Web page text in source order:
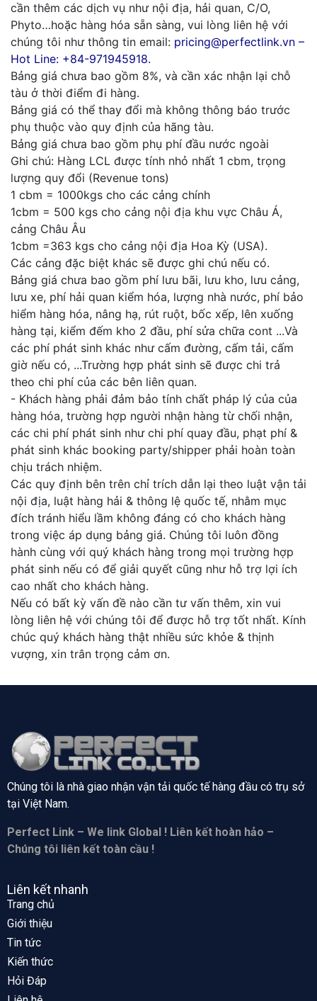
cần thêm các dịch vụ như nội địa, hải quan, C/O,
Phyto…hoặc hàng hóa sẵn sàng, vui lòng liên hệ với
chúng tôi như thông tin email: pricing@perfectlink.vn –
Hot Line: +84-971945918.
Bảng giá chưa bao gồm 8%, và cần xác nhận lại chỗ
tàu ở thời điểm đi hàng.
Bảng giá có thể thay đổi mà không thông báo trước
phụ thuộc vào quy định của hãng tàu.
Bảng giá chưa bao gồm phụ phí đầu nước ngoài
Ghi chú: Hàng LCL được tính nhỏ nhất 1 cbm, trọng
lượng quy đổi (Revenue tons)
1 cbm = 1000kgs cho các cảng chính
1cbm = 500 kgs cho cảng nội địa khu vực Châu Á,
cảng Châu Âu
1cbm =363 kgs cho cảng nội địa Hoa Kỳ (USA).
Các cảng đặc biệt khác sẽ được ghi chú nếu có.
Bảng giá chưa bao gồm phí lưu bãi, lưu kho, lưu cảng,
lưu xe, phí hải quan kiểm hóa, lượng nhà nước, phí bảo
hiểm hàng hóa, nâng hạ, rút ruột, bốc xếp, lên xuống
hàng tại, kiểm đếm kho 2 đầu, phí sửa chữa cont ...Và
các phí phát sinh khác như cấm đường, cấm tải, cấm
giờ nếu có, ...Trường hợp phát sinh sẽ được chi trả
theo chi phí của các bên liên quan.
- Khách hàng phải đảm bảo tính chất pháp lý của của
hàng hóa, trường hợp người nhận hàng từ chối nhận,
các chi phí phát sinh như chi phí quay đầu, phạt phí &
phát sinh khác booking party/shipper phải hoàn toàn
chịu trách nhiệm.
Các quy định bên trên chỉ trích dẫn lại theo luật vận tải
nội địa, luật hàng hải & thông lệ quốc tế, nhằm mục
đích tránh hiểu lầm không đáng có cho khách hàng
trong việc áp dụng bảng giá. Chúng tôi luôn đồng
hành cùng với quý khách hàng trong mọi trường hợp
phát sinh nếu có để giải quyết cũng như hỗ trợ lợi ích
cao nhất cho khách hàng.
Nếu có bất kỳ vấn đề nào cần tư vấn thêm, xin vui
lòng liên hệ với chúng tôi để được hỗ trợ tốt nhất. Kính
chúc quý khách hàng thật nhiều sức khỏe & thịnh
vượng, xin trân trọng cảm ơn.
Chúng tôi là nhà giao nhận vận tải quốc tế hàng đầu có trụ sở
tại Việt Nam.
Perfect Link – We link Global ! Liên kết hoàn hảo –
Chúng tôi liên kết toàn cầu !
Liên kết nhanh
Trang chủ
Giới thiệu
Tin tức
Kiến thức
Hỏi Đáp